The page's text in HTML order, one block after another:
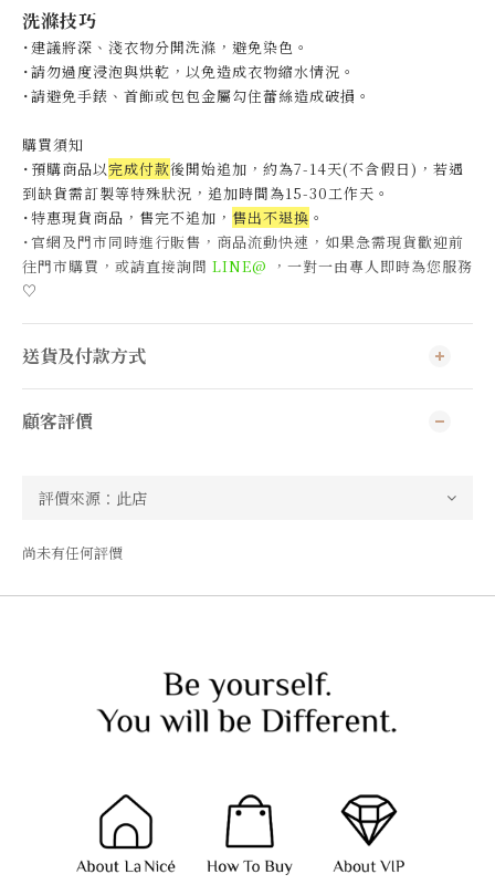
洗滌技巧
˙建議將深、淺衣物分開洗滌，避免染色。
˙請勿過度浸泡與烘乾，以免造成衣物縮水情況。
˙請避免手錶、首飾或包包金屬勾住蕾絲造成破損。
購買須知
˙預購商品以完成付款後開始追加，約為7-14天(不含假日)， 若遇
到缺貨需訂製等特殊狀況，追加時間為15-30工作天 。
˙特惠現貨商品，售完不追加， 售出不退換 。
˙官網及門市同時進行販售，商品流動快速，如果急需現貨歡迎前
往門市購買，或請直接詢問 LINE@ ，一對一由專人即時為您服務
♡
送貨及付款方式
顧客評價
尚未有任何評價